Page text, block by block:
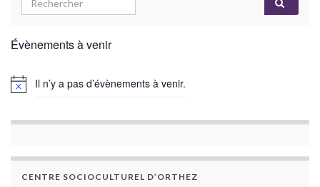
Évènements à venir
Il n’y a pas d’évènements à venir.
CENTRE SOCIOCULTUREL D’ORTHEZ